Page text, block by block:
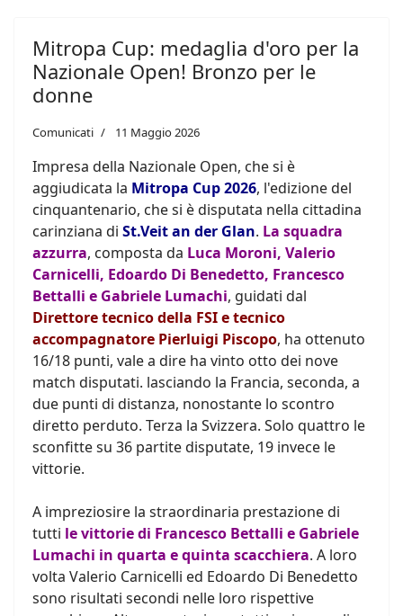
Mitropa Cup: medaglia d'oro per la
Nazionale Open! Bronzo per le
donne
Comunicati 11 Maggio 2026
Impresa della Nazionale Open, che si è
aggiudicata la Mitropa Cup 2026, l'edizione del
cinquantenario, che si è disputata nella cittadina
carinziana di St.Veit an der Glan. La squadra
azzurra, composta da Luca Moroni, Valerio
Carnicelli, Edoardo Di Benedetto, Francesco
Bettalli e Gabriele Lumachi, guidati dal
Direttore tecnico della FSI e tecnico
accompagnatore Pierluigi Piscopo, ha ottenuto
16/18 punti, vale a dire ha vinto otto dei nove
match disputati. lasciando la Francia, seconda, a
due punti di distanza, nonostante lo scontro
diretto perduto. Terza la Svizzera. Solo quattro le
sconfitte su 36 partite disputate, 19 invece le
vittorie.
A impreziosire la straordinaria prestazione di
tutti le vittorie di Francesco Bettalli e Gabriele
Lumachi in quarta e quinta scacchiera. A loro
volta Valerio Carnicelli ed Edoardo Di Benedetto
sono risultati secondi nelle loro rispettive